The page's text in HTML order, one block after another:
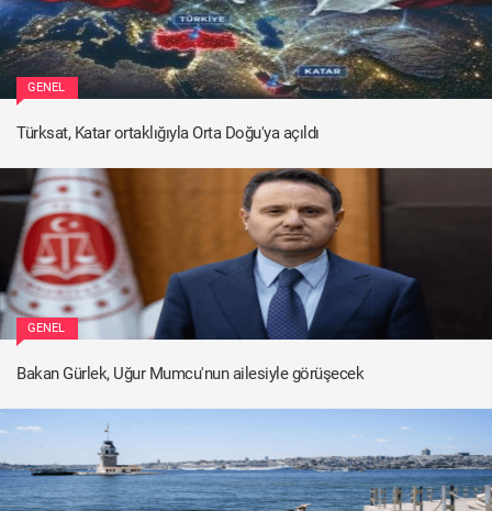
GENEL
Türksat, Katar ortaklığıyla Orta Doğu'ya açıldı
GENEL
Bakan Gürlek, Uğur Mumcu'nun ailesiyle görüşecek